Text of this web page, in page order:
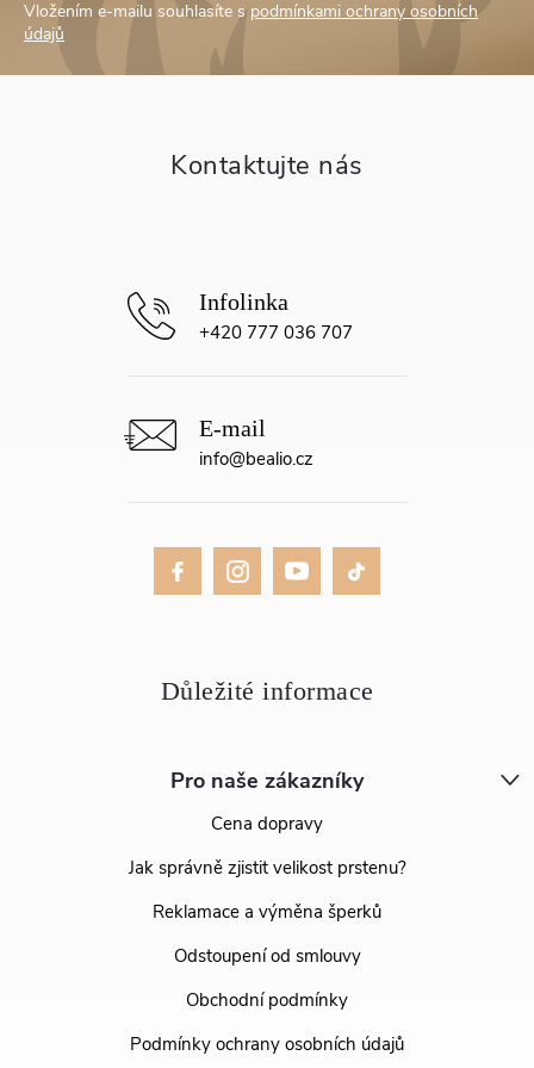
pVložením e-mailu souhlasíte s podmínkami ochrany osobních
údajů
Pro naše zákazníky
Cena dopravy
Jak správně zjistit velikost prstenu?
Reklamace a výměna šperků
Odstoupení od smlouvy
Obchodní podmínky
Podmínky ochrany osobních údajů
info@bealio.cz
+420 777 036 707